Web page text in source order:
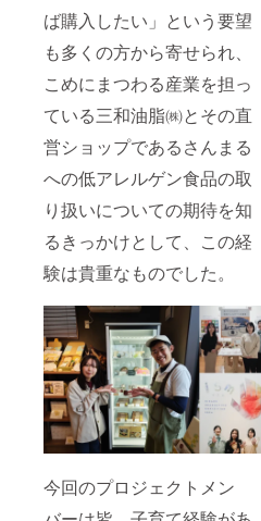
ば購入したい」という要望
も多くの方から寄せられ、
こめにまつわる産業を担っ
ている三和油脂㈱とその直
営ショップであるさんまる
への低アレルゲン食品の取
り扱いについての期待を知
るきっかけとして、この経
験は貴重なものでした。
今回のプロジェクトメン